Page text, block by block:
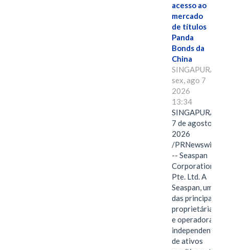
acesso ao
mercado
de títulos
Panda
Bonds da
China
SINGAPURA,
sex, ago 7
2026
13:34
SINGAPURA,
7 de agosto de
2026
/PRNewswire/
-- Seaspan
Corporation
Pte. Ltd. A
Seaspan, uma
das principais
proprietárias
e operadoras
independentes
de ativos